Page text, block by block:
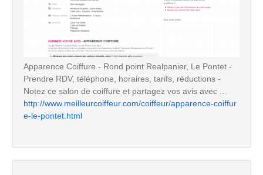
Apparence Coiffure - Rond point Realpanier, Le Pontet -
Prendre RDV, téléphone, horaires, tarifs, réductions -
Notez ce salon de coiffure et partagez vos avis avec ...
http://www.meilleurcoiffeur.com/coiffeur/apparence-coiffur
e-le-pontet.html